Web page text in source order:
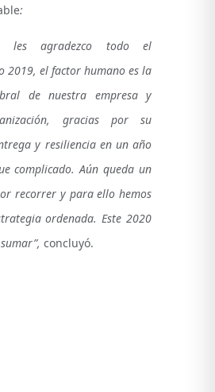
:
les agradezco todo el
2019, el factor humano es la
de nuestra empresa y
gracias por su
y resiliencia en un año
complicado. Aún queda un
recorrer y para ello hemos
ordenada. Este 2020
concluyó.